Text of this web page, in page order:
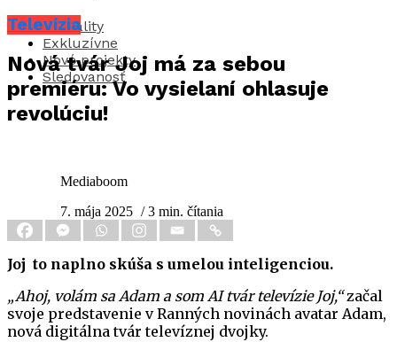
Aktuality
Exkluzívne
Nové projekty
Sledovanosť
Televízia
Nová tvár Joj má za sebou
premiéru: Vo vysielaní ohlasuje
revolúciu!
Mediaboom
7. mája 2025 / 3 min. čítania
Joj to naplno skúša s umelou inteligenciou.
„Ahoj, volám sa Adam a som AI tvár televízie Joj,“začal
svoje predstavenie v Ranných novinách avatar Adam,
nová digitálna tvár televíznej dvojky.